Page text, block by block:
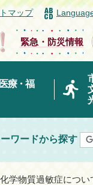
マップ
緊急・防災情報
療・福
ワードから探す
学物質過敏症につい